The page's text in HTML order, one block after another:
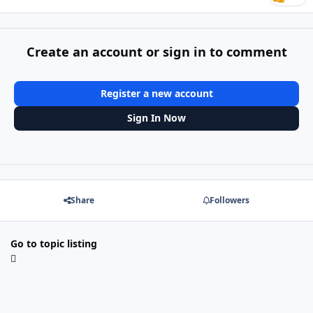
Create an account or sign in to comment
Register a new account
Sign In Now
Share Followers
Go to topic listing